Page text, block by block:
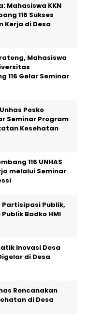
Mahasiswa KKN
116 Sukses
Kerja di Desa
Mahasiswa
116 Gelar Seminar
Posko
Seminar Program
Kesehatan
116 UNHAS
melalui Seminar
Partisipasi Publik,
Badko HMI
Inovasi Desa
di Desa
Rencanakan
di Desa